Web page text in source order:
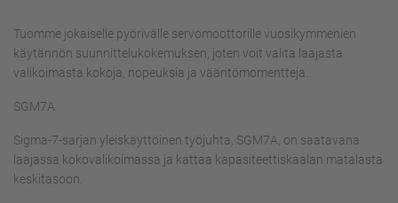
Tuomme jokaiselle pyörivälle servomoottorille vuosikymmenien
käytännön suunnittelukokemuksen, joten voit valita laajasta
valikoimasta kokoja, nopeuksia ja vääntömomentteja.
SGM7A
Sigma-7-sarjan yleiskäyttöinen työjuhta, SGM7A, on saatavana
laajassa kokovalikoimassa ja kattaa kapasiteettiskaalan matalasta
keskitasoon.